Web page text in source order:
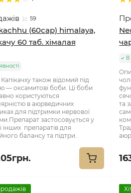
59
(60cap) himalaya,
60 таб. хімалая
також відомий під
— оксамитові боби. Ці боби
користуються
в аюрведичних
для підтримки нервової
застосовується у
інших препаратів для
балансу та підтри..
В
та